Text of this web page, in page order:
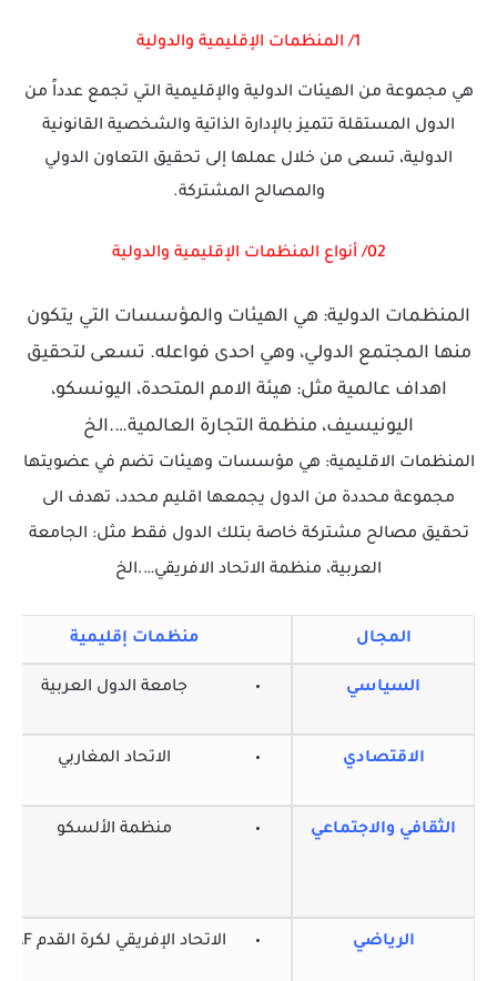
1/ المنظمات الإقليمية والدولية
هي مجموعة من الهيئات الدولية والإقليمية التي تجمع عدداً من
الدول المستقلة تتميز بالإدارة الذاتية والشخصية القانونية
الدولية، تسعى من خلال عملها إلى تحقيق التعاون الدولي
والمصالح المشتركة.
02/ أنواع المنظمات الإقليمية والدولية
المنظمات الدولية: هي الهيئات والمؤسسات التي يتكون
منها المجتمع الدولي، وهي احدى فواعله. تسعى لتحقيق
اهداف عالمية مثل: هيئة الامم المتحدة، اليونسكو،
اليونيسيف، منظمة التجارة العالمية….الخ
المنظمات الاقليمية: هي مؤسسات وهيئات تضم في عضويتها
مجموعة محددة من الدول يجمعها اقليم محدد، تهدف الى
تحقيق مصالح مشتركة خاصة بتلك الدول فقط مثل: الجامعة
العربية، منظمة الاتحاد الافريقي….الخ
المجال منظمات إقليمية
السياسي جامعة الدول العربية
الاقتصادي الاتحاد المغاربي
الثقافي والاجتماعي منظمة الألسكو
الرياضي الاتحاد الإفريقي لكرة القدم CAF